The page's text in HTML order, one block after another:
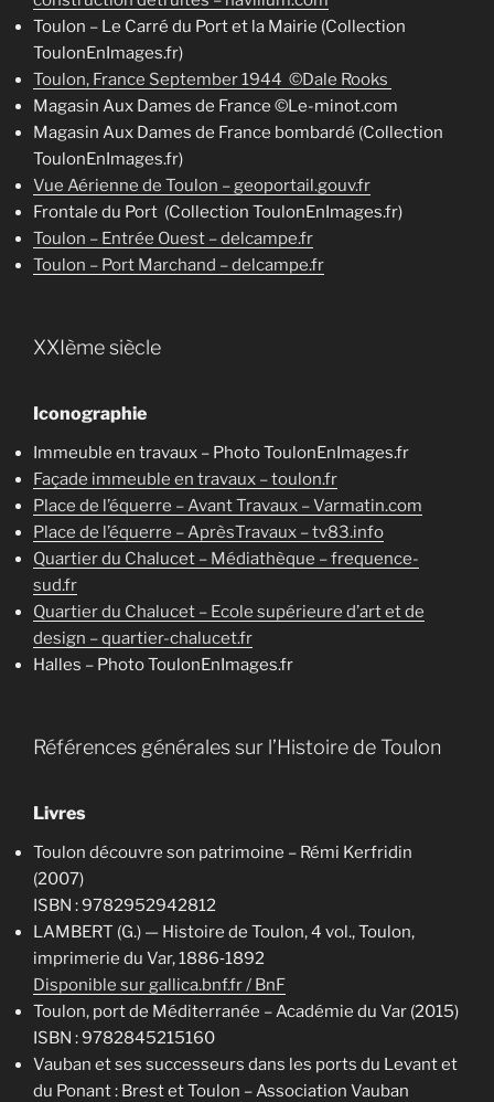
Toulon – Le Carré du Port et la Mairie (Collection
ToulonEnImages.fr)
Toulon, France September 1944 ©Dale Rooks
Magasin Aux Dames de France ©Le-minot.com
Magasin Aux Dames de France bombardé (Collection
ToulonEnImages.fr)
Vue Aérienne de Toulon – geoportail.gouv.fr
Frontale du Port (Collection ToulonEnImages.fr)
Toulon – Entrée Ouest – delcampe.fr
Toulon – Port Marchand – delcampe.fr
XXIème siècle
Iconographie
Immeuble en travaux – Photo ToulonEnImages.fr
Façade immeuble en travaux – toulon.fr
Place de l’équerre – Avant Travaux – Varmatin.com
Place de l’équerre – AprèsTravaux – tv83.info
Quartier du Chalucet – Médiathèque – frequence-
sud.fr
Quartier du Chalucet – Ecole supérieure d’art et de
design – quartier-chalucet.fr
Halles – Photo ToulonEnImages.fr
Références générales sur l’Histoire de Toulon
Livres
Toulon découvre son patrimoine – Rémi Kerfridin
(2007)
ISBN : 9782952942812
LAMBERT (G.) — Histoire de Toulon, 4 vol., Toulon,
imprimerie du Var, 1886‑1892
Disponible sur gallica.bnf.fr / BnF
Toulon, port de Méditerranée – Académie du Var (2015)
ISBN : 9782845215160
Vauban et ses successeurs dans les ports du Levant et
du Ponant : Brest et Toulon – Association Vauban